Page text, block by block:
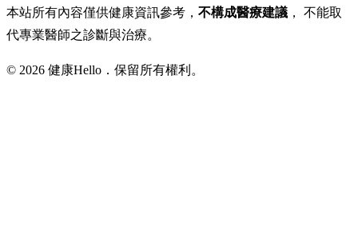
本站所有內容僅供健康資訊參考， 不構成醫療建議 ， 不能取
代專業醫師之診斷與治療。
© 2026 健康Hello．保留所有權利。